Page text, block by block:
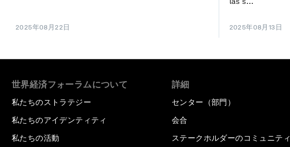
2025年08月22日 2025年08月13日
世界経済フォーラムについて
私たちのストラテジー
私たちのアイデンティティ
私たちの活動
詳細
センター（部門）
会合
ステークホルダーのコミュニティ